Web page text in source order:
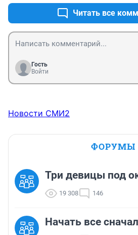
Читать все
Гость
Войти
Новости СМИ2
ФОРУМЫ
Три девицы под
19 308 146
Начать все